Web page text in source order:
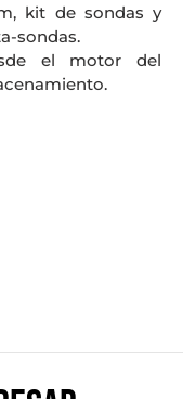
kit de sondas y
sondas.
el motor del